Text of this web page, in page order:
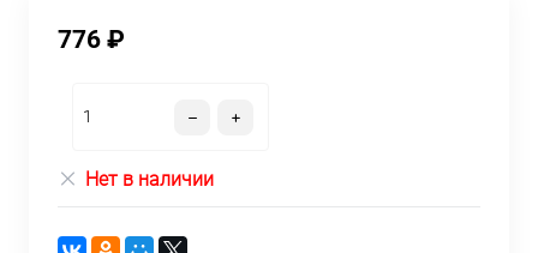
776 ₽
Нет в наличии